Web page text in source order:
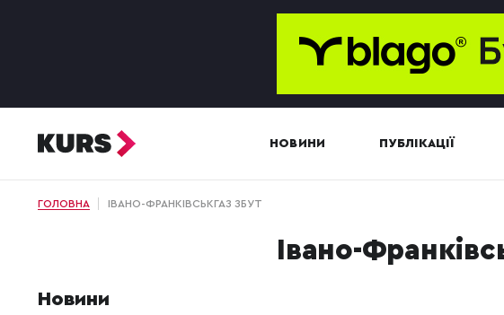
НОВИНИ ПУБЛІКАЦІЇ
ГОЛОВНА ІВАНО-ФРАНКІВСЬКГАЗ ЗБУТ
Івано-
Новини